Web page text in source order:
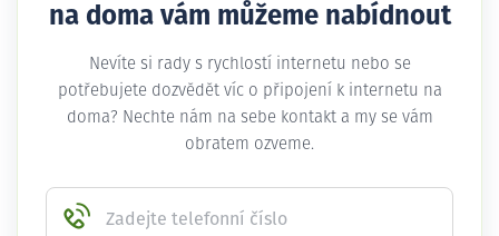
na doma vám můžeme nabídnout
Nevíte si rady s rychlostí internetu nebo se
potřebujete dozvědět víc o připojení k internetu na
doma? Nechte nám na sebe kontakt a my se vám
obratem ozveme.
Zadejte telefonní číslo